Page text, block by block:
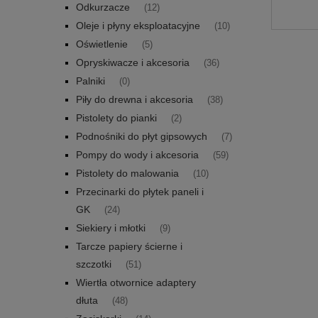
Odkurzacze (12)
Oleje i płyny eksploatacyjne (10)
Oświetlenie (5)
Opryskiwacze i akcesoria (36)
Palniki (0)
Piły do drewna i akcesoria (38)
Pistolety do pianki (2)
Podnośniki do płyt gipsowych (7)
Pompy do wody i akcesoria (59)
Pistolety do malowania (10)
Przecinarki do płytek paneli i
GK
(24)
Siekiery i młotki (9)
Tarcze papiery ścierne i
szczotki
(51)
Wiertła otwornice adaptery
dłuta
(48)